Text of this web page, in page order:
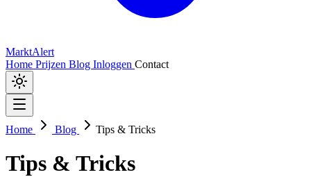
MarktAlert
Home Prijzen Blog Inloggen Contact
Home Blog Tips & Tricks
Tips & Tricks